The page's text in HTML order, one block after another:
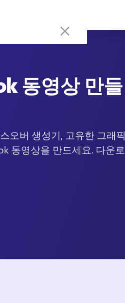
동영상 만들
오버 생성기, 고유한 그래픽
동영상을 만드세요. 다운로